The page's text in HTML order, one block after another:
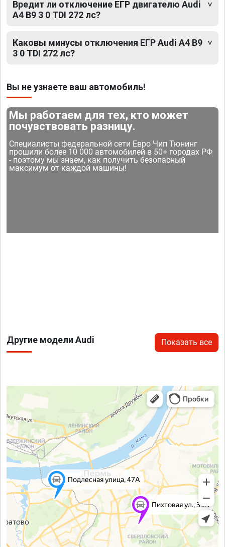
Вредит ли отключение ЕГР двигателю Audi
A4 B9 3 0 TDI 272 лс?
Каковы минусы отключения ЕГР Audi A4 B9
3 0 TDI 272 лс?
Вы не узнаете ваш автомобиль!
Мы работаем для тех, кто может
почувствовать разницу.
Специалисты федеральной сети Евро Чип Тюнинг
прошили более 10 000 автомобилей в 50+ городах РФ
- поэтому мы знаем, как получить безопасный
максимум от каждой машины!
Другие модели Audi Показать все